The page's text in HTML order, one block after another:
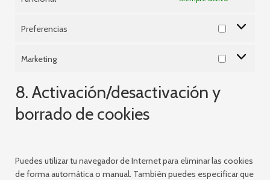
Preferencias
Marketing
8. Activación/desactivación y
borrado de cookies
Puedes utilizar tu navegador de Internet para eliminar las cookies
de forma automática o manual. También puedes especificar que